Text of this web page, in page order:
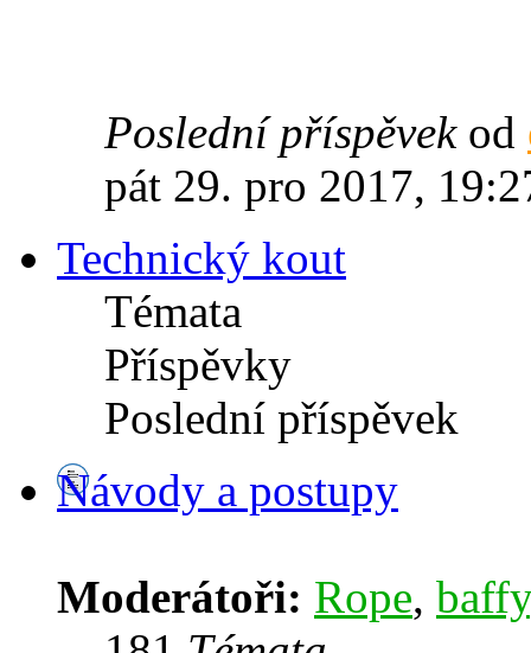
Poslední příspěvekod
pát 29. pro 2017,
Technický kout
Témata
Příspěvky
Poslední příspěvek
Návody a postupy
Moderátoři: Rope, baffy